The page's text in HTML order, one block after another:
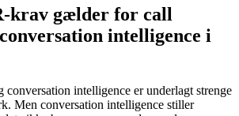
krav gælder for call
intelligence i
conversation intelligence er underlagt strenge
Men conversation intelligence stiller